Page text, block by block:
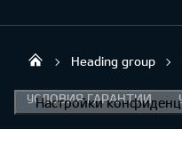
Sirtaki OÜ
Heading group
УСЛОВИЯ ГАРАНТИИ